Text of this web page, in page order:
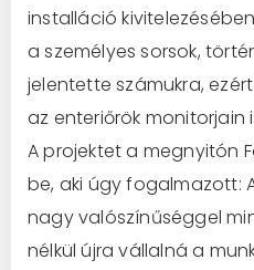
installáció
a személyes sorsok,
jelentette számukra,
az enteriőrök monitorjain
A projektet a megnyitón
be, aki úgy fogalmazott:
nagy valószínűséggel
nélkül újra vállalná a